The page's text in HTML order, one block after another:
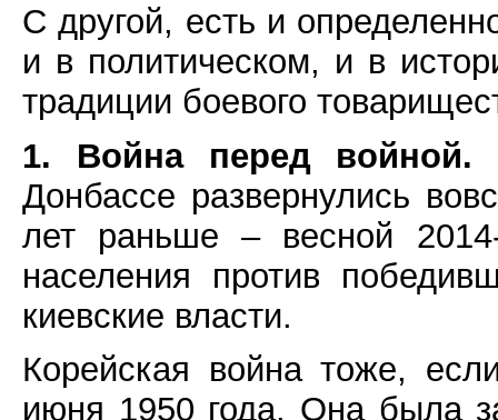
С другой, есть и
и в политическом, и в
традиции боевого
1. Война перед войной.
Донбассе развернулись
лет раньше – весной
населения против
киевские власти.
Корейская война тоже,
июня 1950 года. Она была